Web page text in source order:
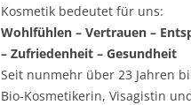
Kosmetik bedeutet für uns:
Wohlfühlen – Vertrauen –
– Zufriedenheit – Gesundheit
Seit nunmehr über 23 Jahren
Bio-Kosmetikerin, Visagistin